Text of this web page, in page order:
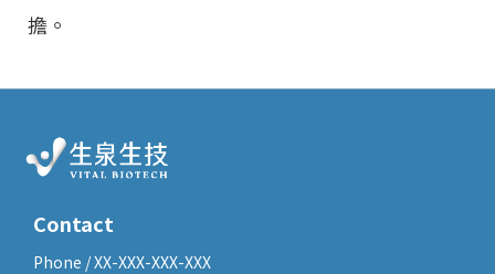
擔。
Contact
Phone / XX-XXX-XXX-XXX